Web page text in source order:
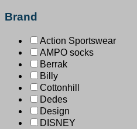
Brand
Action Sportswear
AMPO socks
Berrak
Billy
Cottonhill
Dedes
Design
DISNEY